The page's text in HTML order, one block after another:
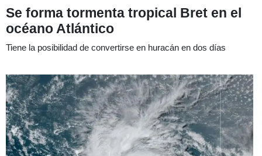
Se forma tormenta tropical Bret en el
océano Atlántico
Tiene la posibilidad de convertirse en huracán en dos días